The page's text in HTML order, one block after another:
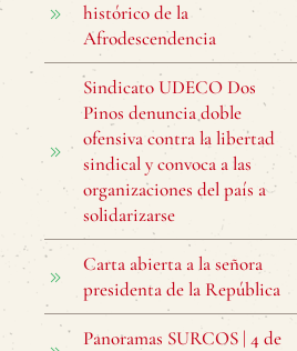
histórico de la
Afrodescendencia
Sindicato UDECO Dos
Pinos denuncia doble
ofensiva contra la libertad
sindical y convoca a las
organizaciones del país a
solidarizarse
Carta abierta a la señora
presidenta de la República
Panoramas SURCOS | 4 de